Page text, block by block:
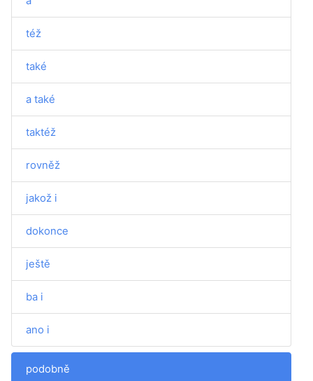
též
také
a také
taktéž
rovněž
jakož i
dokonce
ještě
ba i
ano i
podobně